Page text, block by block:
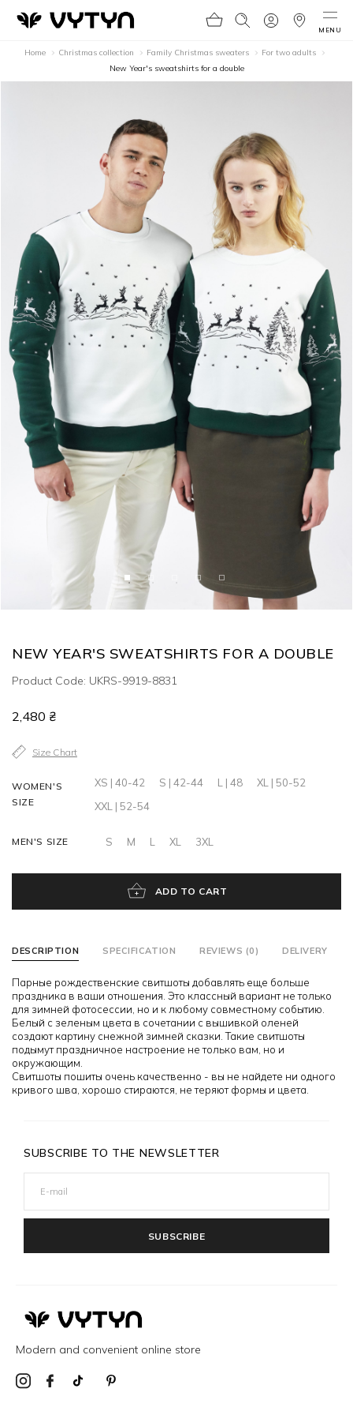
MENU
Home Christmas collection Family Christmas sweaters
For two adults
New Year's sweatshirts for a double
NEW YEAR'S SWEATSHIRTS FOR A DOUBLE
Product Code: UKRS-9919-8831
2,480 ₴
Size Chart
WOMEN'S
SIZE
XS | 40-42 S | 42-44 L | 48
XL | 50-52
XXL | 52-54
MEN'S SIZE S M L XL 3XL
ADD TO CART
DESCRIPTION SPECIFICATION REVIEWS (0) DELIVERY
Парные рождественские свитшоты добавлять еще больше
праздника в ваши отношения. Это классный вариант не только
для зимней фотосессии, но и к любому совместному событию.
Белый с зеленым цвета в сочетании с вышивкой оленей
создают картину снежной зимней сказки. Такие свитшоты
подымут праздничное настроение не только вам, но и
окружающим.
Свитшоты пошиты очень качественно - вы не найдете ни одного
кривого шва, хорошо стираются, не теряют формы и цвета.
SUBSCRIBE TO THE NEWSLETTER
SUBSCRIBE
Modern and convenient online store